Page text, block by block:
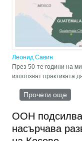
Леонид Савин
През 50-те години на
използват практиката
Прочети още
ООН подсилва
насърчава